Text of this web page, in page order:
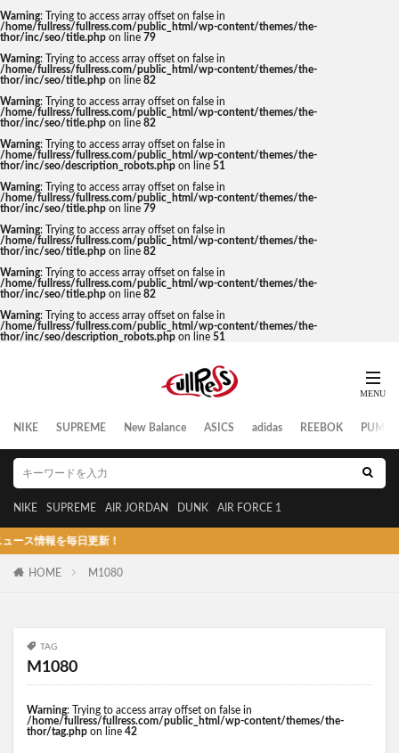
Warning: Trying to access array offset on false in
/home/fullress/fullress.com/public_html/wp-content/themes/the-
thor/inc/seo/title.php on line 79
Warning: Trying to access array offset on false in
/home/fullress/fullress.com/public_html/wp-content/themes/the-
thor/inc/seo/title.php on line 82
Warning: Trying to access array offset on false in
/home/fullress/fullress.com/public_html/wp-content/themes/the-
thor/inc/seo/title.php on line 82
Warning: Trying to access array offset on false in
/home/fullress/fullress.com/public_html/wp-content/themes/the-
thor/inc/seo/description_robots.php on line 51
Warning: Trying to access array offset on false in
/home/fullress/fullress.com/public_html/wp-content/themes/the-
thor/inc/seo/title.php on line 79
Warning: Trying to access array offset on false in
/home/fullress/fullress.com/public_html/wp-content/themes/the-
thor/inc/seo/title.php on line 82
Warning: Trying to access array offset on false in
/home/fullress/fullress.com/public_html/wp-content/themes/the-
thor/inc/seo/title.php on line 82
Warning: Trying to access array offset on false in
/home/fullress/fullress.com/public_html/wp-content/themes/the-
thor/inc/seo/description_robots.php on line 51
NIKE SUPREME New Balance ASICS adidas REEBOK PUMA
NIKE SUPREME AIR JORDAN DUNK AIR FORCE 1
報を毎日更新！
HOME M1080
TAG
M1080
Warning: Trying to access array offset on false in
/home/fullress/fullress.com/public_html/wp-content/themes/the-
thor/tag.php on line 42